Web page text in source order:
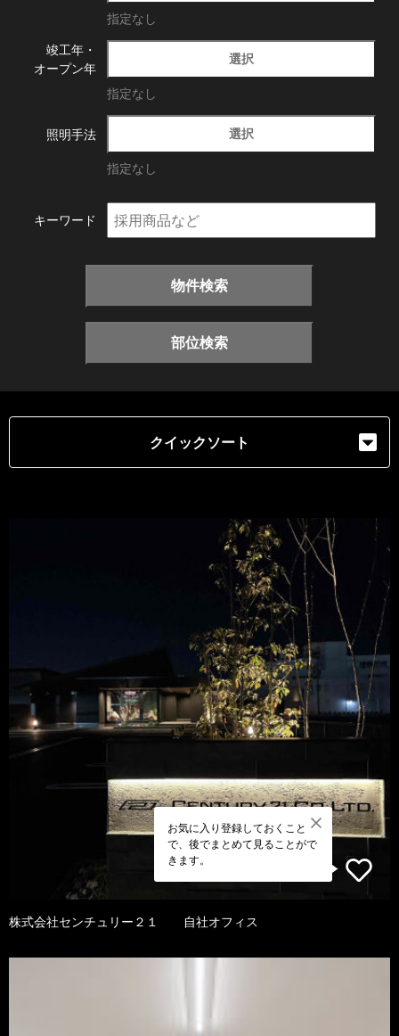
指定なし
竣工年・
オープン年
選択
指定なし
照明手法 選択
指定なし
キーワード
物件検索
部位検索
クイックソート
お気に入り登録しておくこと
で、後でまとめて見ることがで
きます。
株式会社センチュリー２１ 自社オフィス